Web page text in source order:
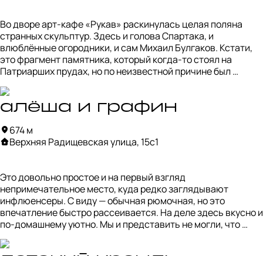
Во дворе арт-кафе «Рукав» раскинулась целая поляна
странных скульптур. Здесь и голова Спартака, и
влюблённые огородники, и сам Михаил Булгаков. Кстати,
это фрагмент памятника, который когда-то стоял на
Патриарших прудах, но по неизвестной причине был
запрещён.
Главная звезда этого дворика — котик на вишнёвой
подушке. Он умиляет, но одновременно рождает массу
вопросов: почему именно вишнёвая подушка? почему он
сложен из килек? И, наконец, что вообще делает он, как и
Ответов, разумеется, нет.
алёша и графин
674 м
Верхняя Радищевская улица, 15с1
Это довольно простое и на первый взгляд
непримечательное место, куда редко заглядывают
инфлюенсеры. С виду — обычная рюмочная, но это
впечатление быстро рассеивается. На деле здесь вкусно и
по-домашнему уютно. Мы и представить не могли, что
чебуреки за 200 рублей окажутся настолько удачными.